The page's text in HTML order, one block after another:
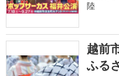
陸
越前
ふる